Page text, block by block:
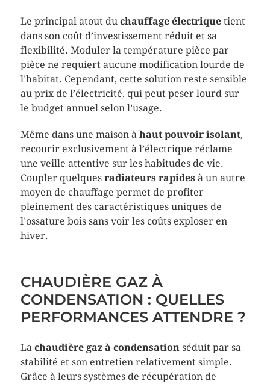
Le principal atout du chauffage électriquetient
dans son coût d’investissement réduit et sa
flexibilité. Moduler la température pièce par
pièce ne requiert aucune modification lourde de
l’habitat. Cependant, cette solution reste sensible
au prix de l’électricité, qui peut peser lourd sur
le budget annuel selon l’usage.
Même dans une maison à haut pouvoir isolant,
recourir exclusivement à l’électrique réclame
une veille attentive sur les habitudes de vie.
Coupler quelques radiateurs rapidesà un autre
moyen de chauffage permet de profiter
pleinement des caractéristiques uniques de
l’ossature bois sans voir les coûts exploser en
hiver.
CHAUDIÈRE GAZ À
CONDENSATION : QUELLES
PERFORMANCES ATTENDRE ?
La chaudière gaz à condensationséduit par sa
stabilité et son entretien relativement simple.
Grâce à leurs systèmes de récupération de